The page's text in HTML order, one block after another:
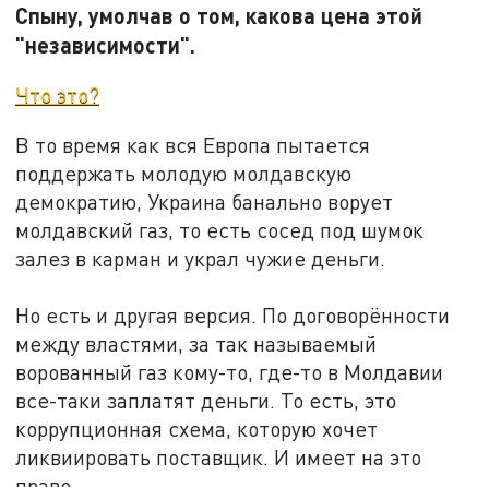
Спыну, умолчав о том, какова цена этой
"независимости".
Что это?
В то время как вся Европа пытается
поддержать молодую молдавскую
демократию, Украина банально ворует
молдавский газ, то есть сосед под шумок
залез в карман и украл чужие деньги.
Но есть и другая версия. По договорённости
между властями, за так называемый
ворованный газ кому-то, где-то в Молдавии
все-таки заплатят деньги. То есть, это
коррупционная схема, которую хочет
ликвиировать поставщик. И имеет на это